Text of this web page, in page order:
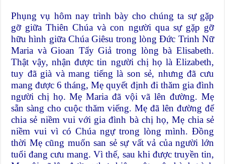
Phụng vụ hôm nay trình bày cho chúng ta sự gặp
gỡ giữa Thiên Chúa và con người qua sự gặp gỡ
hữu hình giữa Chúa Giêsu trong lòng Đức Trinh Nữ
Maria và Gioan Tẩy Giả trong lòng bà Elisabeth.
Thật vậy, nhận được tin người chị họ là Elizabeth,
tuy đã già và mang tiếng là son sẻ, nhưng đã cưu
mang được 6 tháng, Mẹ quyết định đi thăm gia đình
người chị họ. Mẹ Maria đã vội vã lên đường. Mẹ
sẵn sàng cho cuộc thăm viếng. Mẹ đã lên đường để
chia sẻ niềm vui với gia đình bà chị họ, Mẹ chia sẻ
niềm vui vì có Chúa ngự trong lòng mình. Đồng
thời Mẹ cũng muốn san sẻ sự vất vả của người lớn
tuổi đang cưu mang. Vì thế, sau khi được truyền tin,